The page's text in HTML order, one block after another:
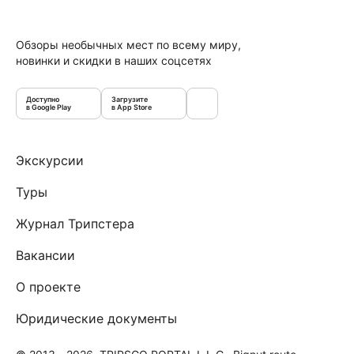
Обзоры необычных мест по всему миру,
новинки и скидки в наших соцсетях
Доступно
в Google Play
Загрузите
в App Store
Экскурсии
Туры
Журнал Трипстера
Вакансии
О проекте
Юридические документы